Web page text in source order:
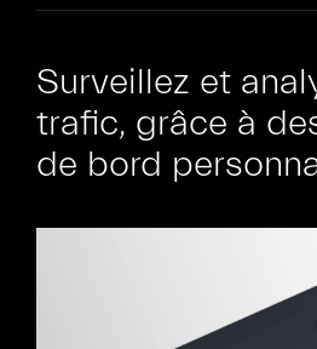
Surveillez et
trafic, grâce à
de bord